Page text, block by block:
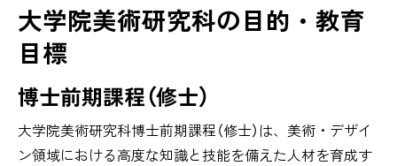
大学院美術研究科の目的・教育
目標
博士前期課程（修士）
大学院美術研究科博士前期課程（修士）は、美術・デザイ
ン領域における高度な知識と技能を備えた人材を育成す